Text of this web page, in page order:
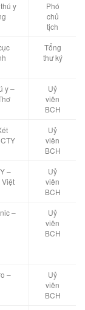
y
Phó
chủ
tịch
Tổng
thư ký
y –
Uỷ
viên
BCH
Uỷ
viên
BCH
–
Uỷ
viên
BCH
–
Uỷ
viên
BCH
–
Uỷ
viên
BCH